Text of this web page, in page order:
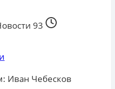
93
Иван Чебесков